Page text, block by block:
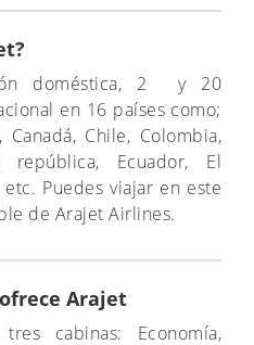
doméstica, 2 y 20
en 16 países como;
Chile, Colombia,
república, Ecuador, El
Puedes viajar en este
de Arajet Airlines.
Arajet
cabinas: Economía,